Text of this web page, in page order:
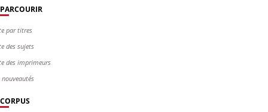
PARCOURIR
par titres
des sujets
des imprimeurs
nouveautés
CORPUS